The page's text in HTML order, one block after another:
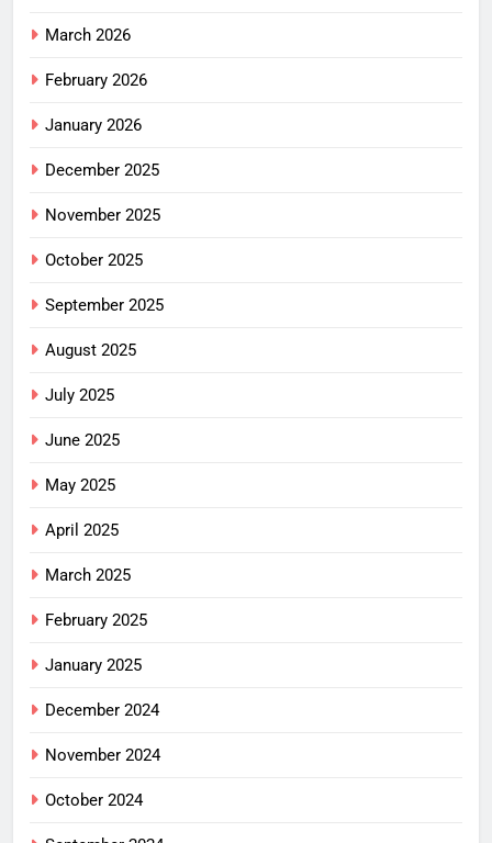
March 2026
February 2026
January 2026
December 2025
November 2025
October 2025
September 2025
August 2025
July 2025
June 2025
May 2025
April 2025
March 2025
February 2025
January 2025
December 2024
November 2024
October 2024